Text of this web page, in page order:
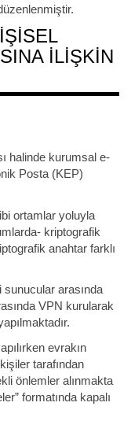
İLIŞKIN
kurumsal e-
Posta (KEP)
ortamlar yoluyla
kriptografik
anahtar farklı
arasında
VPN kurularak
evrakın
tarafından
önlemler alınmakta
formatında kapalı